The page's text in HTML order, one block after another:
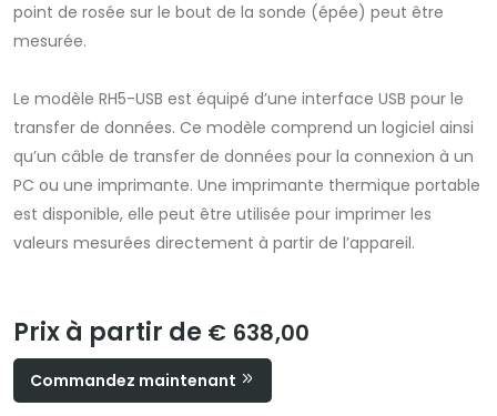
point de rosée sur le bout de la sonde (épée) peut être
mesurée.
Le modèle RH5-USB est équipé d’une interface USB pour le
transfer de données. Ce modèle comprend un logiciel ainsi
qu’un câble de transfer de données pour la connexion à un
PC ou une imprimante. Une imprimante thermique portable
est disponible, elle peut être utilisée pour imprimer les
valeurs mesurées directement à partir de l’appareil.
Prix à partir de € 638,00
Commandez maintenant